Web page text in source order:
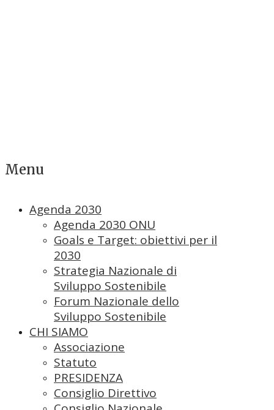
Menu
Agenda 2030
Agenda 2030 ONU
Goals e Target: obiettivi per il
2030
Strategia Nazionale di
Sviluppo Sostenibile
Forum Nazionale dello
Sviluppo Sostenibile
CHI SIAMO
Associazione
Statuto
PRESIDENZA
Consiglio Direttivo